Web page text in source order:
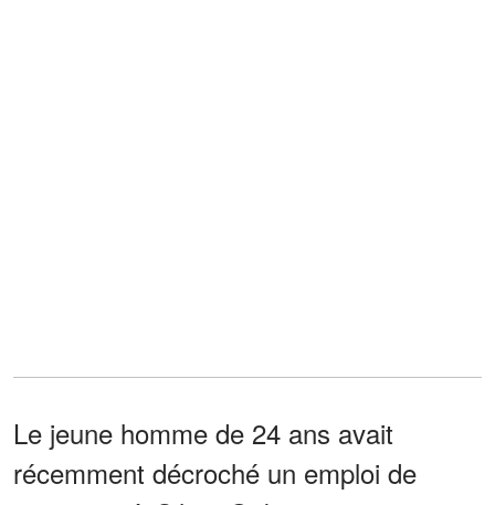
Le jeune homme de 24 ans avait
récemment décroché un emploi de